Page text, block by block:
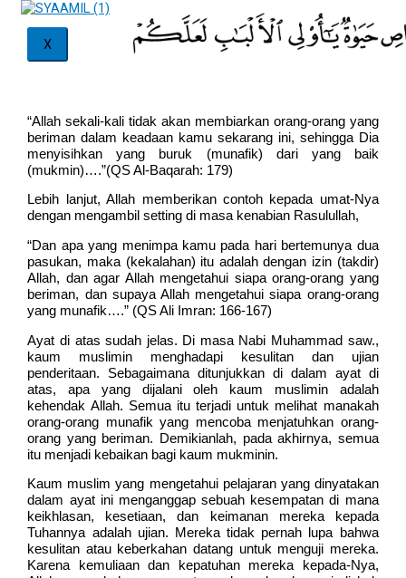
X
“Allah sekali-kali tidak akan membiarkan orang-orang yang
beriman dalam keadaan kamu sekarang ini, sehingga Dia
menyisihkan yang buruk (munafik) dari yang baik
(mukmin)….”(QS Al-Baqarah: 179)
Lebih lanjut, Allah memberikan contoh kepada umat-Nya
dengan mengambil setting di masa kenabian Rasulullah,
“Dan apa yang menimpa kamu pada hari bertemunya dua
pasukan, maka (kekalahan) itu adalah dengan izin (takdir)
Allah, dan agar Allah mengetahui siapa orang-orang yang
beriman, dan supaya Allah mengetahui siapa orang-orang
yang munafik….” (QS Ali Imran: 166-167)
Ayat di atas sudah jelas. Di masa Nabi Muhammad saw.,
kaum muslimin menghadapi kesulitan dan ujian
penderitaan. Sebagaimana ditunjukkan di dalam ayat di
atas, apa yang dijalani oleh kaum muslimin adalah
kehendak Allah. Semua itu terjadi untuk melihat manakah
orang-orang munafik yang mencoba menjatuhkan orang-
orang yang beriman. Demikianlah, pada akhirnya, semua
itu menjadi kebaikan bagi kaum mukminin.
Kaum muslim yang mengetahui pelajaran yang dinyatakan
dalam ayat ini menganggap sebuah kesempatan di mana
keikhlasan, kesetiaan, dan keimanan mereka kepada
Tuhannya adalah ujian. Mereka tidak pernah lupa bahwa
kesulitan atau keberkahan datang untuk menguji mereka.
Karena kemuliaan dan kepatuhan mereka kepada-Nya,